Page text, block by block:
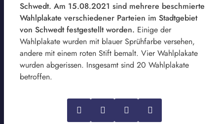
Schwedt. Am 15.08.2021 sind mehrere beschmierte
Wahlplakate verschiedener Parteien im Stadtgebiet
von Schwedt festgestellt worden. Einige der
Wahlplakate wurden mit blauer Sprühfarbe versehen,
andere mit einem roten Stift bemalt. Vier Wahlplakate
wurden abgerissen. Insgesamt sind 20 Wahlplakate
betroffen.